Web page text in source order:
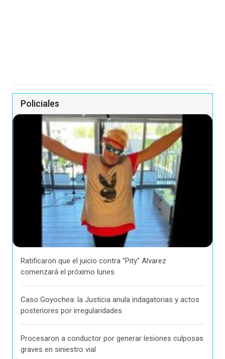
Policiales
Ratificaron que el juicio contra "Pity" Alvarez
comenzará el próximo lunes
Caso Goyochea: la Justicia anula indagatorias y actos
posteriores por irregularidades
Procesaron a conductor por generar lesiones culposas
graves en siniestro vial